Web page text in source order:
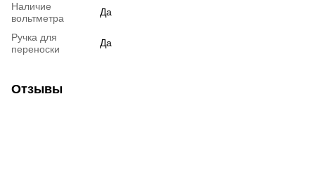
Наличие
вольтметра
Да
Ручка для
переноски
Да
Отзывы